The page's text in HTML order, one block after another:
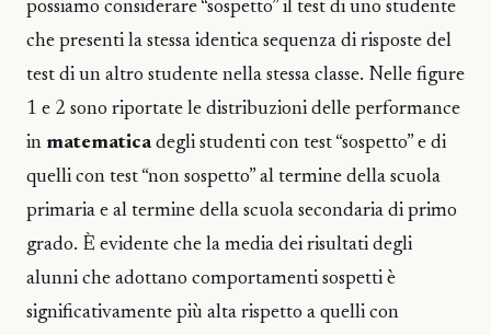
possiamo considerare “sospetto” il test di uno studente
che presenti la stessa identica sequenza di risposte del
test di un altro studente nella stessa classe. Nelle figure
1 e 2 sono riportate le distribuzioni delle performance
in matematicadegli studenti con test “sospetto” e di
quelli con test “non sospetto” al termine della scuola
primaria e al termine della scuola secondaria di primo
grado. È evidente che la media dei risultati degli
alunni che adottano comportamenti sospetti è
significativamente più alta rispetto a quelli con